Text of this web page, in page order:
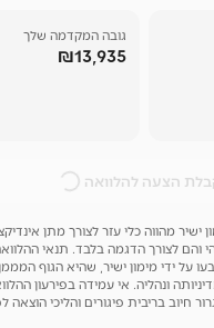
גובה המקדמה שלך
₪13,935
הצעה להלוואה
מהווה כלי עזר לצורך מתן אינדיקציה
לצורך הדגמה בלבד. תנאי ההלוואה
ידי מימון ישיר, שהיא הגוף המממן,
ונהליה. אי עמידה בפירעון ההלוואה
בריבית פיגורים והליכי הוצאה לפועל.